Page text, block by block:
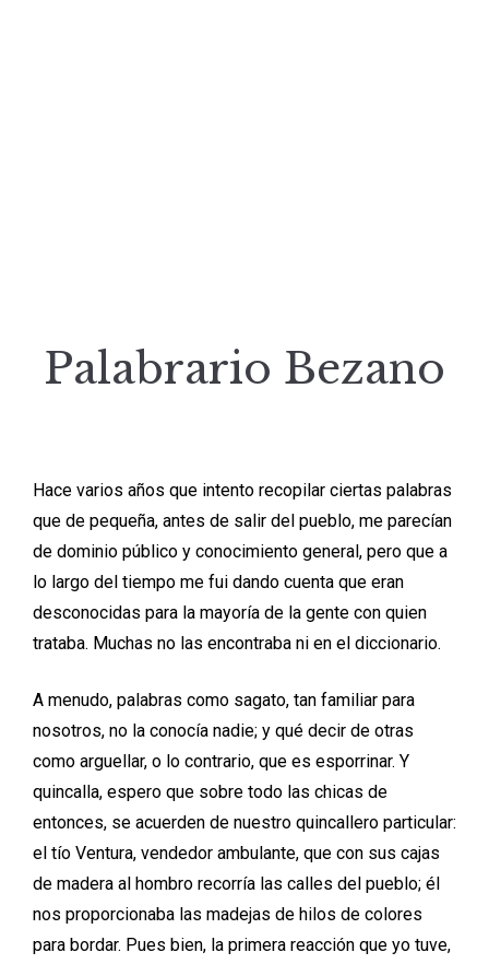
Palabrario Bezano
Hace varios años que intento recopilar ciertas palabras
que de pequeña, antes de salir del pueblo, me parecían
de dominio público y conocimiento general, pero que a
lo largo del tiempo me fui dando cuenta que eran
desconocidas para la mayoría de la gente con quien
trataba. Muchas no las encontraba ni en el diccionario.
A menudo, palabras como sagato, tan familiar para
nosotros, no la conocía nadie; y qué decir de otras
como arguellar, o lo contrario, que es esporrinar. Y
quincalla, espero que sobre todo las chicas de
entonces, se acuerden de nuestro quincallero particular:
el tío Ventura, vendedor ambulante, que con sus cajas
de madera al hombro recorría las calles del pueblo; él
nos proporcionaba las madejas de hilos de colores
para bordar. Pues bien, la primera reacción que yo tuve,